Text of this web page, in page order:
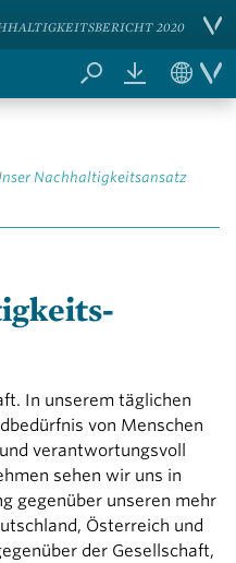
2020
Nachhaltigkeits­ansatz
In unserem täglichen
von Menschen
verantwortungsvoll
sehen wir uns in
gegenüber unseren mehr
Österreich und
der Gesellschaft,